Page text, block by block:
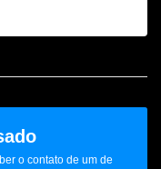
o contato de um de